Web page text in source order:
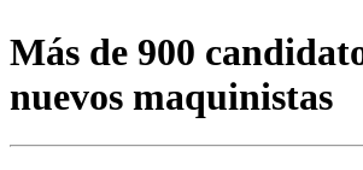
Más de 900
nuevos maquinistas